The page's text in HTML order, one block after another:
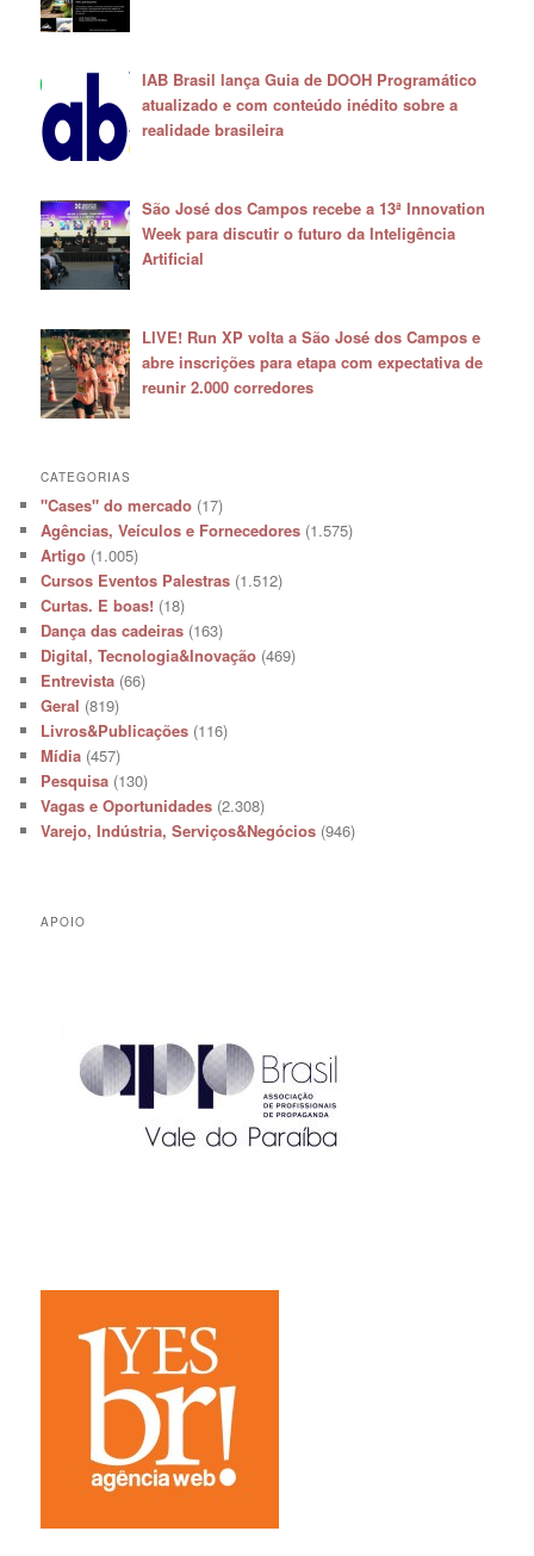
IAB Brasil lança Guia de DOOH Programático
atualizado e com conteúdo inédito sobre a
realidade brasileira
São José dos Campos recebe a 13ª Innovation
Week para discutir o futuro da Inteligência
Artificial
LIVE! Run XP volta a São José dos Campos e
abre inscrições para etapa com expectativa de
reunir 2.000 corredores
CATEGORIAS
"Cases" do mercado (17)
Agências, Veículos e Fornecedores (1.575)
Artigo (1.005)
Cursos Eventos Palestras (1.512)
Curtas. E boas! (18)
Dança das cadeiras (163)
Digital, Tecnologia&Inovação (469)
Entrevista (66)
Geral (819)
Livros&Publicações (116)
Mídia (457)
Pesquisa (130)
Vagas e Oportunidades (2.308)
Varejo, Indústria, Serviços&Negócios (946)
APOIO